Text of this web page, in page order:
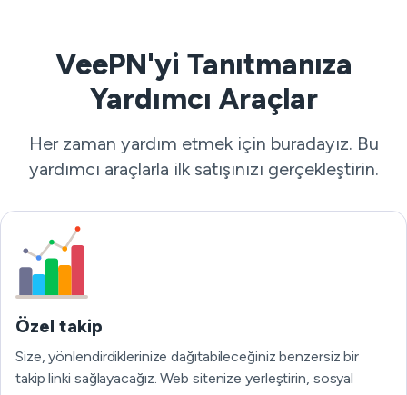
VeePN'yi Tanıtmanıza
Yardımcı Araçlar
Her zaman yardım etmek için buradayız. Bu
yardımcı araçlarla ilk satışınızı gerçekleştirin.
Özel takip
Size, yönlendirdiklerinize dağıtabileceğiniz benzersiz bir
takip linki sağlayacağız. Web sitenize yerleştirin, sosyal